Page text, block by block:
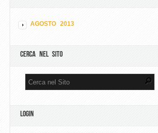
AGOSTO 2013
CERCA NEL SITO
LOGIN